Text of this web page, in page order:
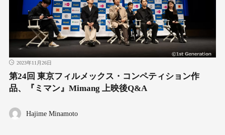
2023年11月26日
第24回 東京フィルメックス・コンペティション作
品、『ミマン』Mimang 上映後Q&A
Hajime Minamoto